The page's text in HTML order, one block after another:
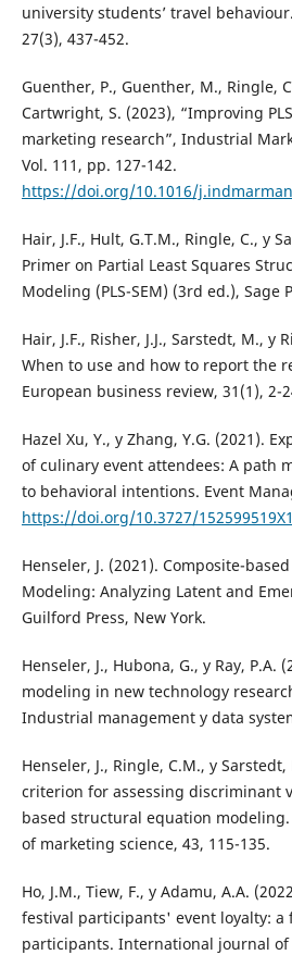
university students’ travel
27(3), 437-452.
Guenther, P., Guenther, M., Ringle,
Cartwright, S. (2023), “Improving
marketing research”, Industrial
Vol. 111, pp. 127-142.
https://doi.org/10.1016/
Hair, J.F., Hult, G.T.M., Ringle, C., y
Primer on Partial Least Squares
Modeling (PLS-SEM) (3rd ed.), Sage
Hair, J.F., Risher, J.J., Sarstedt, M., y
When to use and how to report the
European business review, 31(1), 2-
Hazel Xu, Y., y Zhang, Y.G. (2021).
of culinary event attendees: A path
to behavioral intentions. Event
https://doi.org/10.3727/
Henseler, J. (2021). Composite-
Modeling: Analyzing Latent and
Guilford Press, New York.
Henseler, J., Hubona, G., y Ray, P.A.
modeling in new technology
Industrial management y data
Henseler, J., Ringle, C.M., y
criterion for assessing discriminant
based structural equation
of marketing science, 43, 115-135.
Ho, J.M., Tiew, F., y Adamu, A.A.
festival participants' event loyalty: a
participants. International journal of